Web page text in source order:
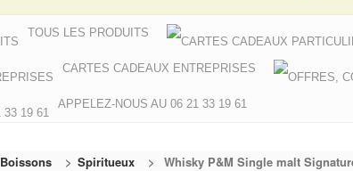
TOUS LES PRODUITS
CARTES CADEAUX ENTREPRISES
APPELEZ-NOUS AU 06 21 33 19 61
Boissons > Spiritueux > Whisky P&M Single malt